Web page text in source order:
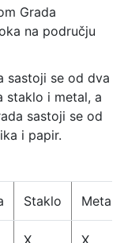
Grada
na području
sastoji se od dva
staklo i metal, a
sastoji se od
i papir.
Staklo Metal
X X